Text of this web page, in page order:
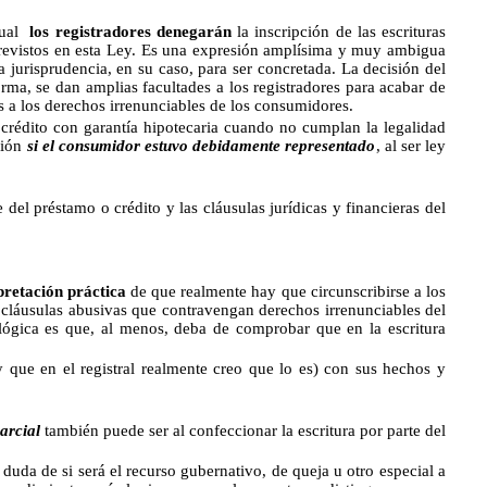
los registradores denegaránla inscripción de las escrituras
en esta Ley. Es una expresión amplísima y muy ambigua
en su caso, para ser concretada. La decisión del
se dan amplias facultades a los registradores para acabar de
los derechos irrenunciables de los consumidores.
con garantía hipotecaria cuando no cumplan la legalidad
si el consumidor estuvo debidamente representado, al ser ley
préstamo o crédito y las cláusulas jurídicas y financieras del
práctica de querealmente hay que circunscribirse a los
abusivas que contravengan derechos irrenunciables del
es que, al menos, deba de comprobar que en la escritura
en el registral realmente creo que lo es) con sus hechos y
también puede ser al confeccionar la escritura por parte del
de si será el recurso gubernativo, de queja u otro especial a